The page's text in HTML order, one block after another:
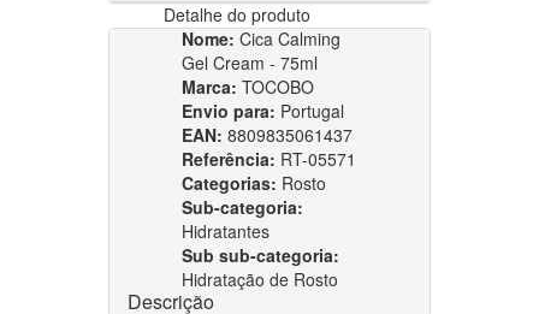
Detalhe do produto
Nome: Cica Calming
Gel Cream - 75ml
Marca: TOCOBO
Envio para: Portugal
EAN: 8809835061437
Referência: RT-05571
Categorias: Rosto
Sub-categoria:
Hidratantes
Sub sub-categoria:
Hidratação de Rosto
Descrição